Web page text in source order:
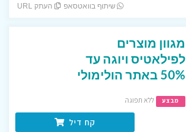
שיתוף בוואטסאפ העתק URL
מגוון מוצרים
לפילאטיס ויוגה עד
50% באתר הולימולי
מבצע ללא תפוגה
קח דיל